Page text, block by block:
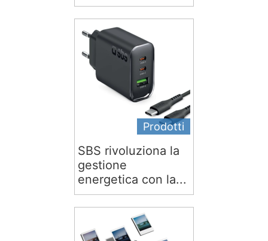
Prodotti
SBS rivoluziona la
gestione
energetica con la...